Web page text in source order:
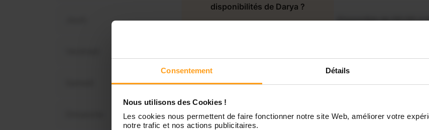
Consentement Détails
Nous utilisons des Cookies !
Les cookies nous permettent de faire fonctionner notre site Web, améliorer votre
notre trafic et nos actions publicitaires.
Disponible de 00:00 à
Disponible de 00:00 à
Disponible de 00:00 à
disponibilités de Darya ?